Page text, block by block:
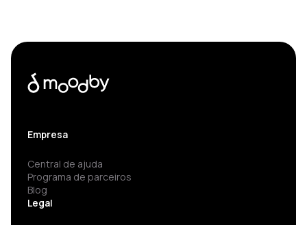
Empresa
Central de ajuda
Programa de parceiros
Blog
Legal